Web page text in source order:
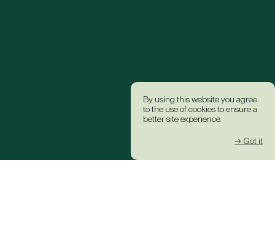
By using this website you agree
to the use of cookies to ensure a
better site experience.
→ Got it